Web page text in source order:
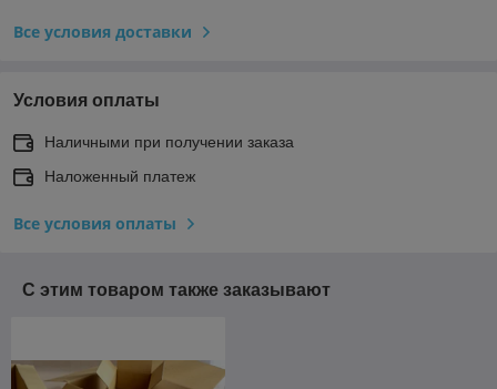
Все условия доставки
Условия оплаты
Наличными при получении заказа
Наложенный платеж
Все условия оплаты
С этим товаром также заказывают